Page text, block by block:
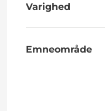
Varighed
Emneområde